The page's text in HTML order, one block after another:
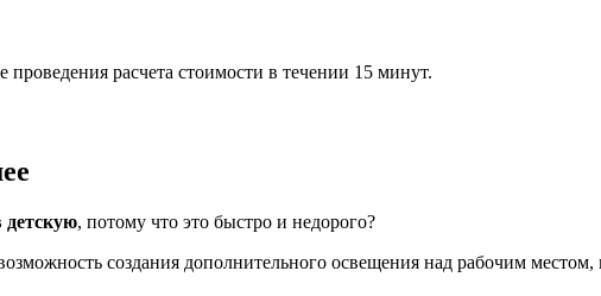
расчета стоимости в течении 15 минут.
детскую, потому что это быстро и недорого?
создания дополнительного освещения над рабочим